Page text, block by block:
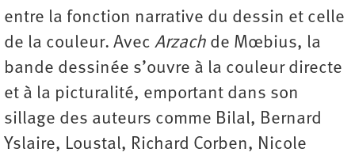
entre la fonction narrative du dessin et celle
de la couleur. Avec Arzach de Mœbius, la
bande dessinée s’ouvre à la couleur directe
et à la picturalité, emportant dans son
sillage des auteurs comme Bilal, Bernard
Yslaire, Loustal, Richard Corben, Nicole